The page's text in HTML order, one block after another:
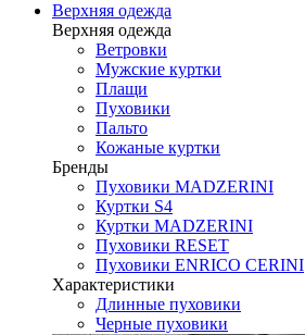
Верхняя одежда
Верхняя одежда
Ветровки
Мужские куртки
Плащи
Пуховики
Пальто
Кожаные куртки
Бренды
Пуховики MADZERINI
Куртки S4
Куртки MADZERINI
Пуховики RESET
Пуховики ENRICO CERINI
Характеристики
Длинные пуховики
Черные пуховики